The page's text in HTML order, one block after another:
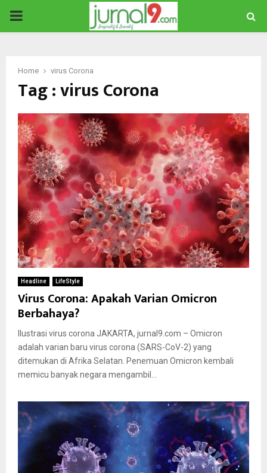
PRIMARY
Home virus Corona
Tag : virus Corona
Headline LifeStyle
Virus Corona: Apakah Varian Omicron
Berbahaya?
Ilustrasi virus corona JAKARTA, jurnal9.com – Omicron
adalah varian baru virus corona (SARS-CoV-2) yang
ditemukan di Afrika Selatan. Penemuan Omicron kembali
memicu banyak negara mengambil...